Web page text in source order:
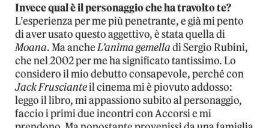
Invece qual è il personaggio che ha travolto te?
L’esperienza per me più penetrante, e già mi pento
di aver usato questo aggettivo, è stata quella di
Moana. Ma ancheL’anima gemelladi Sergio Rubini,
che nel 2002 per me ha significato tantissimo. Lo
considero il mio debutto consapevole, perché con
Jack Fruscianteil cinema mi è piovuto addosso:
leggo il libro, mi appassiono subito al personaggio,
faccio i primi due incontri con Accorsi e mi